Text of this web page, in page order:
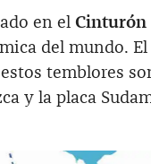
en el Cinturón
del mundo. El
temblores
y la placa